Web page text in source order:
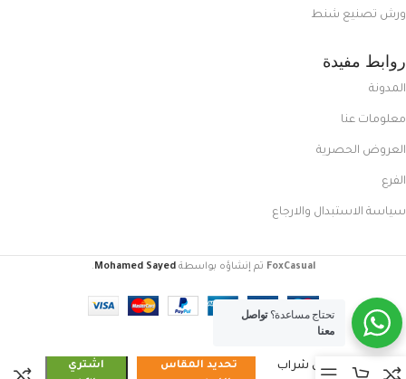
ورش تصنيع شنط
روابط مفيدة
المدونة
معلومات عنا
العروض الحصرية
الفرع
سياسة الاستبدال والارجاع
FoxCasual تم إنشاؤه بواسطةMohamed Sayed
.
كوتش شراب
تحديد المقاس
اشتري
تحتاج مساعدة؟تواصل
معنا